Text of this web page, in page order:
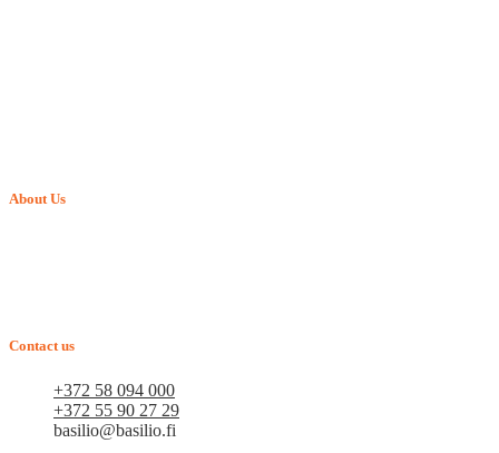
About Us
Contact us
+372 58 094 000
+372 55 90 27 29
basilio@basilio.fi